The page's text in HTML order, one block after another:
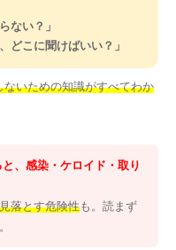
ない？」
どこに聞けばいい？」
ないための知識がすべてわか
、感染・ケロイド・取り
落とす危険性も。読まず